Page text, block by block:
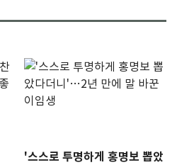
'스스로 투명하게 홍명보 뽑았